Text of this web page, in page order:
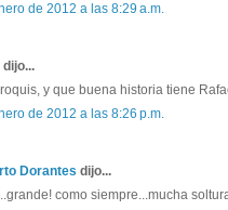
de 2012 a las 8:29 a.m.
dijo...
y que buena historia tiene
de 2012 a las 8:26 p.m.
Dorantes dijo...
como siempre...mucha